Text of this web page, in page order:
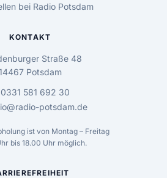
bei Radio Potsdam
KONTAKT
Straße 48
Potsdam
0331 581 692 30
potsdam.de
ist von Montag – Freitag
bis 18.00 Uhr möglich.